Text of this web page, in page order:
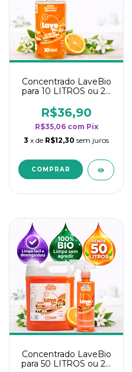
Concentrado LaveBio
para 10 LITROS ou 20
rendimento da
categoria - Flor de
Laranjeira
R$36,90
R$35,06 com Pix
3 x de R$12,30 sem juros
Concentrado LaveBio
para 50 LITROS ou 20